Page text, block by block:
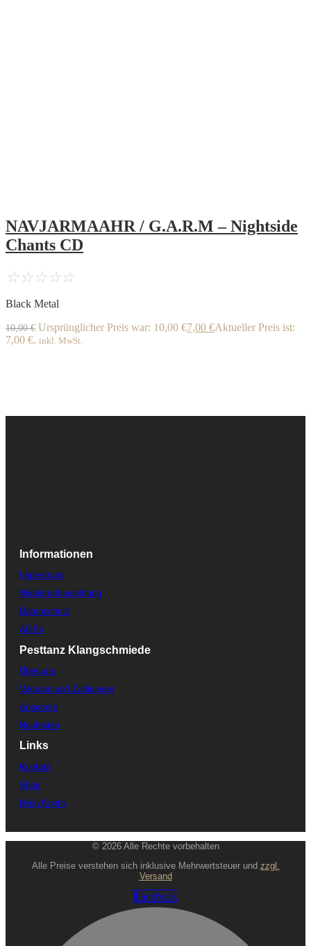
NAVJARMAAHR / G.A.R.M – Nightside
Chants CD
☆☆☆☆☆
Black Metal
10,00€ Ursprünglicher Preis war: 10,00 €7,00 €Aktueller Preis ist:
7,00 €. inkl. MwSt.
Informationen
Impressum
Wiederrufsbelehrung
Datenschutz
AGBs
Pesttanz Klangschmiede
Über uns
Versand und Zahlungen
Angebote
Neuheiten
Links
Kontakt
Shop
Mein Konto
© 2026 Alle Rechte vorbehalten
Alle Preise verstehen sich inklusive Mehrwertsteuer und zzgl.
Versand
Facebook